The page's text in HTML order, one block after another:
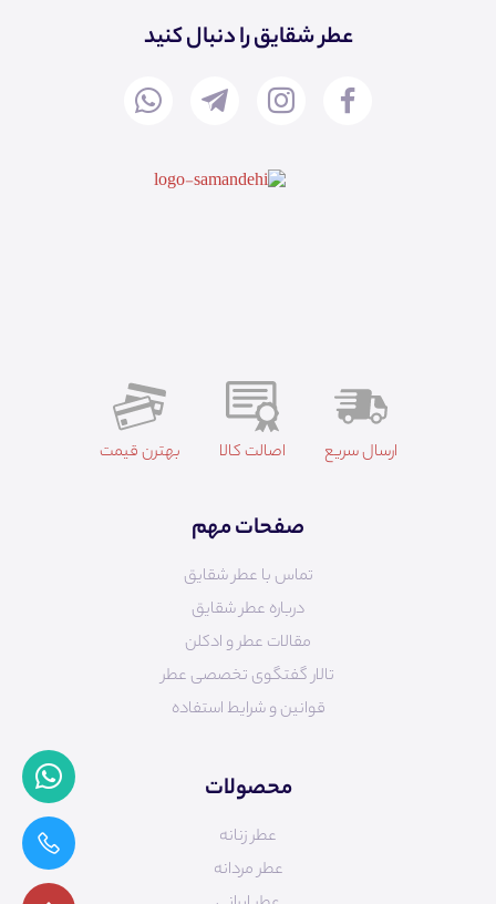
عطر شقایق را دنبال کنید
ارسال سریع اصالت کالا بهترن قیمت
صفحات مهم
تماس با عطر شقایق
درباره عطر شقایق
مقالات عطر و ادکلن
تالار گفتگوی تخصصی عطر
قوانین و شرایط استفاده
محصولات
عطر زنانه
عطر مردانه